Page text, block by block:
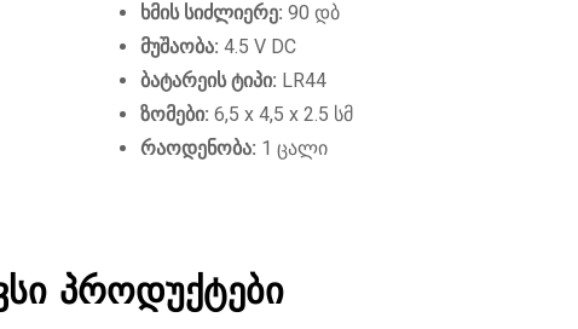
ხმის სიძლიერე: 90 დბ
მუშაობა: 4.5 V DC
ბატარეის ტიპი: LR44
ზომები: 6,5 x 4,5 x 2.5 სმ
რაოდენობა: 1 ცალი
პროდუქტები